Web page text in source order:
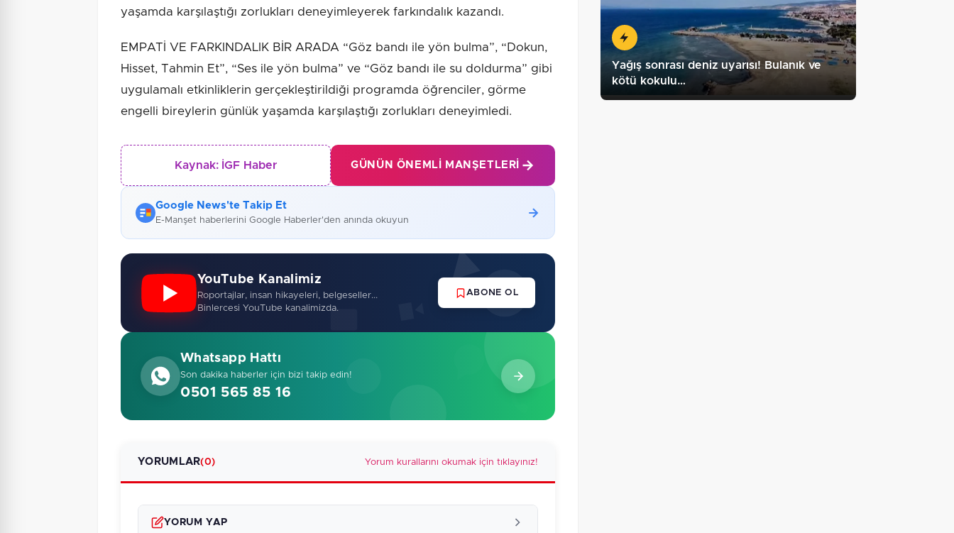
yaşamda karşılaştığı zorlukları deneyimleyerek farkındalık kazandı.
EMPATİ VE FARKINDALIK BİR ARADA “Göz bandı ile yön bulma”, “Dokun,
Hisset, Tahmin Et”, “Ses ile yön bulma” ve “Göz bandı ile su doldurma” gibi
uygulamalı etkinliklerin gerçekleştirildiği programda öğrenciler, görme
engelli bireylerin günlük yaşamda karşılaştığı zorlukları deneyimledi.
Kaynak: İGF Haber GÜNÜN ÖNEMLI MANŞETLERI
Google News'te Takip Et
E-Manşet haberlerini Google Haberler'den anında okuyun
YouTube Kanalimiz
Roportajlar, insan hikayeleri, belgeseller...
Binlercesi YouTube kanalimizda.
ABONE OL
Whatsapp Hattı
Son dakika haberler için bizi takip edin!
0501 565 85 16
YORUMLAR(0) Yorum kurallarını okumak için tıklayınız!
YORUM YAP
Yağış sonrası deniz uyarısı! Bulanık ve
kötü kokulu…